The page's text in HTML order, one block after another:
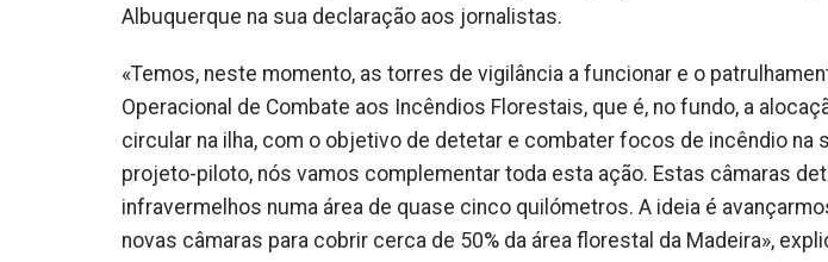
Albuquerque na sua declaração aos jornalistas.
«Temos, neste momento, as torres de vigilância a funcionar e o
Operacional de Combate aos Incêndios Florestais, que é, no fundo, a
circular na ilha, com o objetivo de detetar e combater focos de incêndio na
projeto-piloto, nós vamos complementar toda esta ação. Estas câmaras
infravermelhos numa área de quase cinco quilómetros. A ideia é
novas câmaras para cobrir cerca de 50% da área florestal da Madeira»,